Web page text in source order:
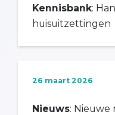
Kennisbank:
huisuitzettingen
26 maart 2026
Nieuws: Nieuwe